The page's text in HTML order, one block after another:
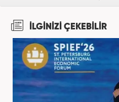
İLGİNİZİ ÇEKEBİLİR